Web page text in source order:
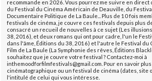
recommande en 2026. Vous pourrez me suivre en direct
du Festival du Cinéma Américain de Deauville, du
Documentaire Politique de La Baule... Plus de 10 fois
festivals de cinéma, je couvre ces festivals depuis plus
consacré un recueil de nouvelles à ce sujet (Les
38, 2016), et deux romans qui ont pour cadre, l'un le
dans l'âme, Éditions du 38, 2016) et l'autre le Festival du
Film de La Baule (La Symphonie des rêves, Éditions
souhaitez que je couvre votre festival ? Contactez-moi à
inthemoodforfilmfestivals@gmail.com. Pour en savoir
cinématographique ou un festival de cinéma (dates, site
l'intitulé de celui qui vous intéresse.